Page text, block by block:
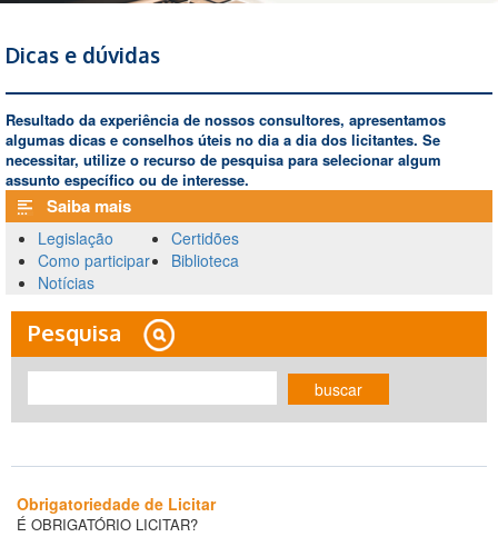
Dicas e dúvidas
Resultado da experiência de nossos consultores, apresentamos
algumas dicas e conselhos úteis no dia a dia dos licitantes. Se
necessitar, utilize o recurso de pesquisa para selecionar algum
assunto específico ou de interesse.
Saiba mais
Legislação
Como participar
Notícias
Certidões
Biblioteca
Pesquisa
buscar
Obrigatoriedade de Licitar
É OBRIGATÓRIO LICITAR?